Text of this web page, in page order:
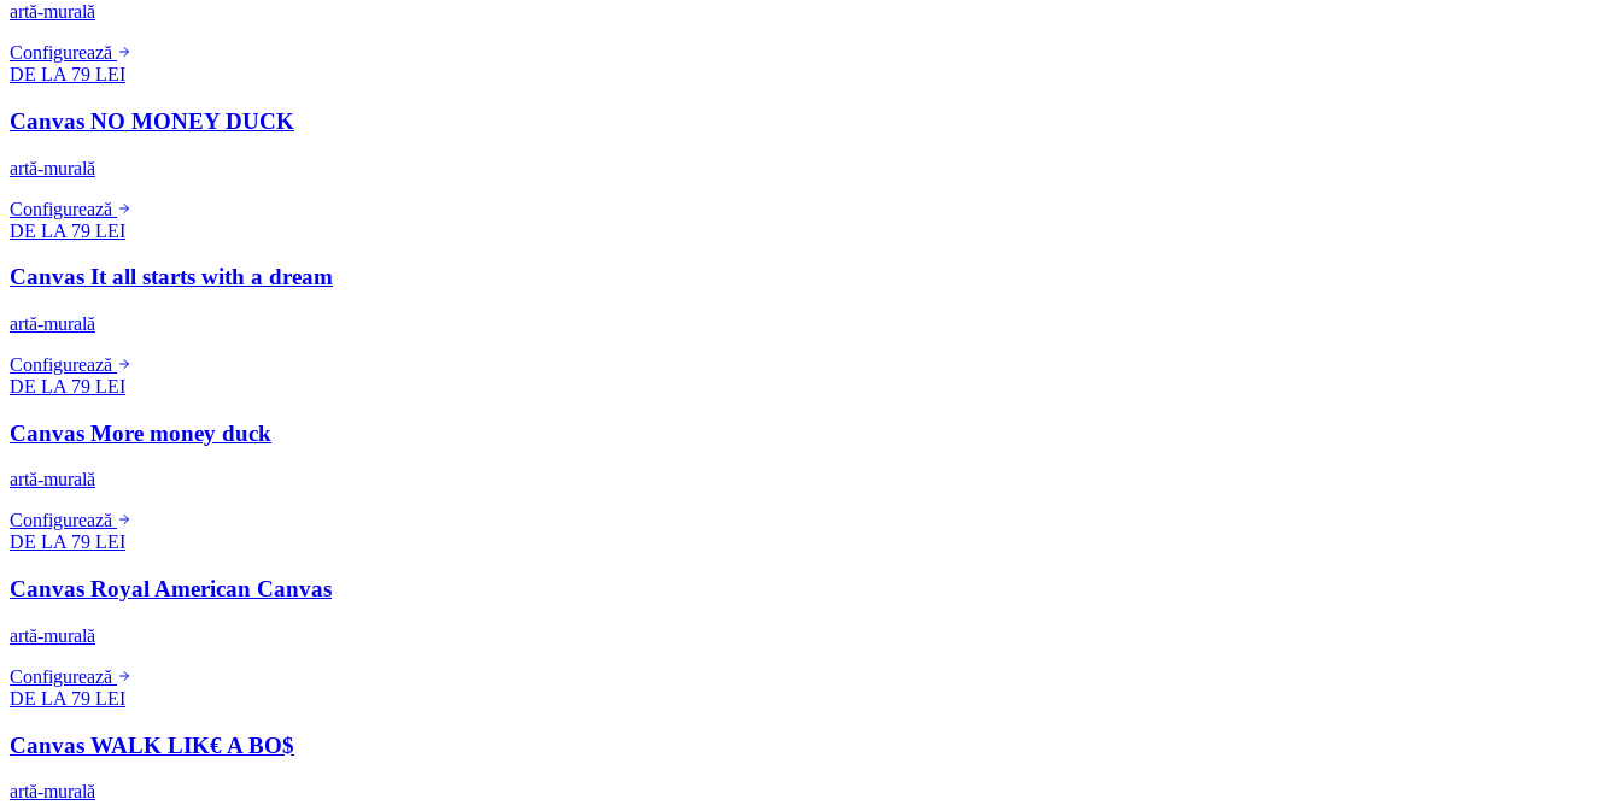
artă-murală
Configurează
DE LA 79 LEI
Canvas NO MONEY DUCK
artă-murală
Configurează
DE LA 79 LEI
Canvas It all starts with a dream
artă-murală
Configurează
DE LA 79 LEI
Canvas More money duck
artă-murală
Configurează
DE LA 79 LEI
Canvas Royal American Canvas
artă-murală
Configurează
DE LA 79 LEI
Canvas WALK LIK€ A BO$
artă-murală